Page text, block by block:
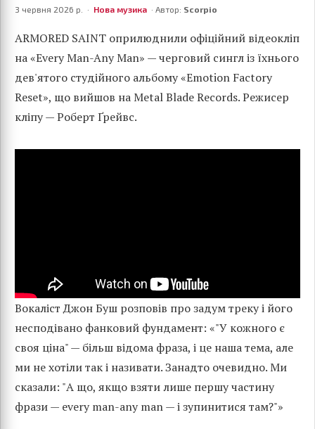
3 червня 2026 р. · Нова музика · Автор: Scorpio
ARMORED SAINT оприлюднили офіційний відеокліп
на «Every Man-Any Man» — черговий сингл із їхнього
дев'ятого студійного альбому «Emotion Factory
Reset», що вийшов на Metal Blade Records. Режисер
кліпу — Роберт Ґрейвс.
Вокаліст Джон Буш розповів про задум треку і його
несподівано фанковий фундамент: «"У кожного є
своя ціна" — більш відома фраза, і це наша тема, але
ми не хотіли так і називати. Занадто очевидно. Ми
сказали: "А що, якщо взяти лише першу частину
фрази — every man-any man — і зупинитися там?"»